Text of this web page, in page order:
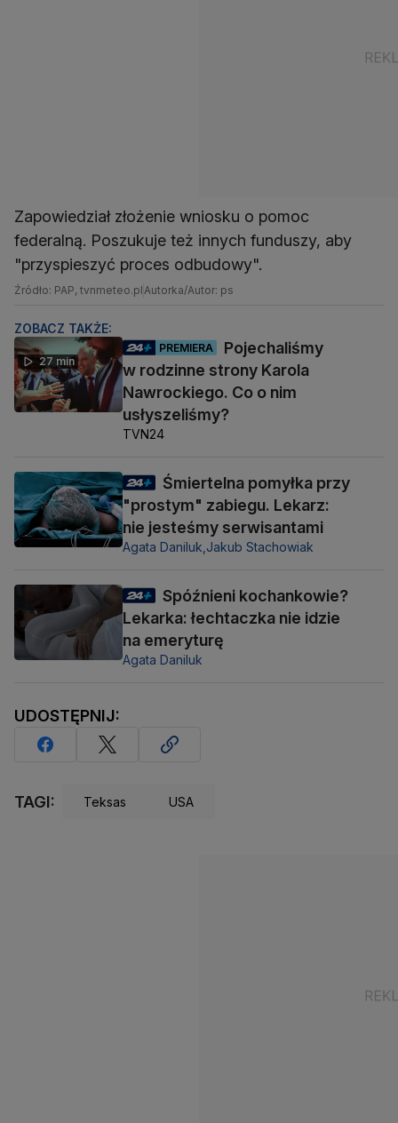
Zapowiedział złożenie wniosku o pomoc
federalną. Poszukuje też innych funduszy, aby
"przyspieszyć proces odbudowy".
Źródło: PAP, tvnmeteo.plAutorka/Autor: ps
ZOBACZ TAKŻE:
27 min
PREMIERA
Pojechaliśmy
w rodzinne strony Karola
Nawrockiego. Co o nim
usłyszeliśmy?
TVN24
Śmiertelna pomyłka przy
"prostym" zabiegu. Lekarz:
nie jesteśmy serwisantami
Agata Daniluk, Jakub Stachowiak
Spóźnieni kochankowie?
Lekarka: łechtaczka nie idzie
na emeryturę
Agata Daniluk
UDOSTĘPNIJ:
TAGI: Teksas USA